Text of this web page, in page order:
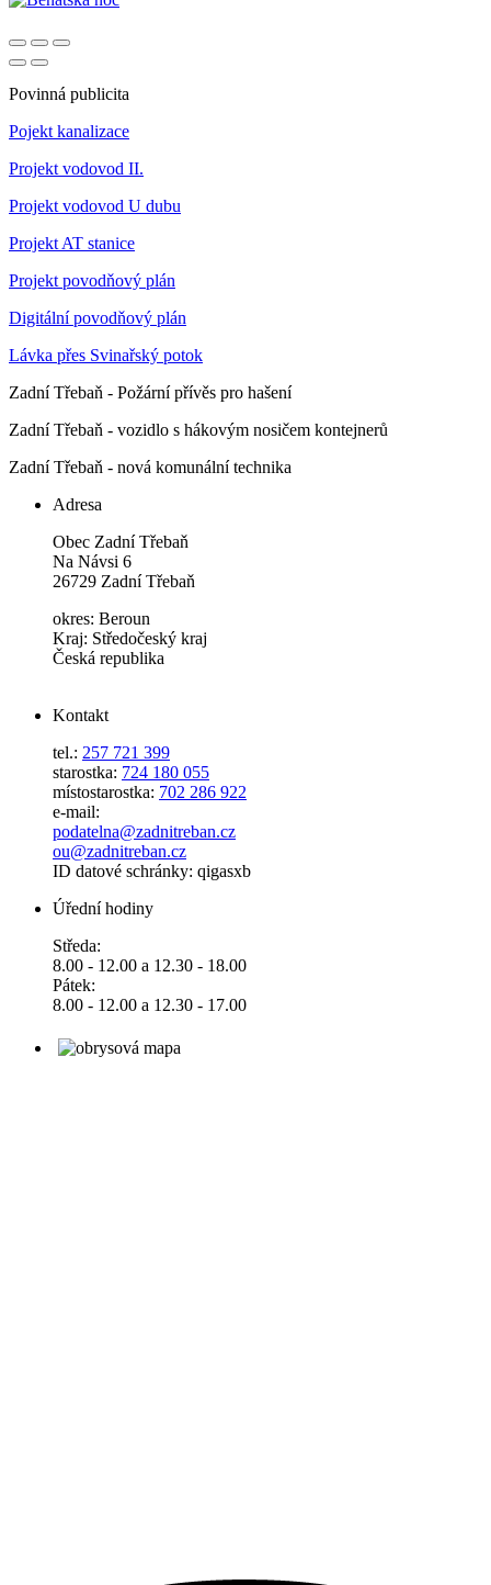
Povinná publicita
Pojekt kanalizace
Projekt vodovod II.
Projekt vodovod U dubu
Projekt AT stanice
Projekt povodňový plán
Digitální povodňový plán
Lávka přes Svinařský potok
Zadní Třebaň - Požární přívěs pro hašení
Zadní Třebaň - vozidlo s hákovým nosičem kontejnerů
Zadní Třebaň - nová komunální technika
Adresa
Obec Zadní Třebaň
Na Návsi 6
26729 Zadní Třebaň
okres: Beroun
Kraj: Středočeský kraj
Česká republika
Kontakt
tel.: 257 721 399
starostka: 724 180 055
místostarostka: 702 286 922
e-mail:
podatelna@zadnitreban.cz
ou@zadnitreban.cz
ID datové schránky: qigasxb
Úřední hodiny
Středa:
8.00 - 12.00 a 12.30 - 18.00
Pátek:
8.00 - 12.00 a 12.30 - 17.00